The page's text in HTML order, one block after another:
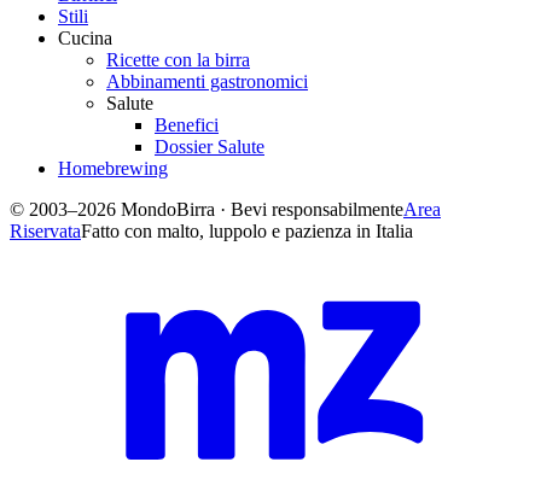
Stili
Cucina
Ricette con la birra
Abbinamenti gastronomici
Salute
Benefici
Dossier Salute
Homebrewing
© 2003–2026 MondoBirra · Bevi responsabilmenteArea
RiservataFatto con malto, luppolo e pazienza in Italia